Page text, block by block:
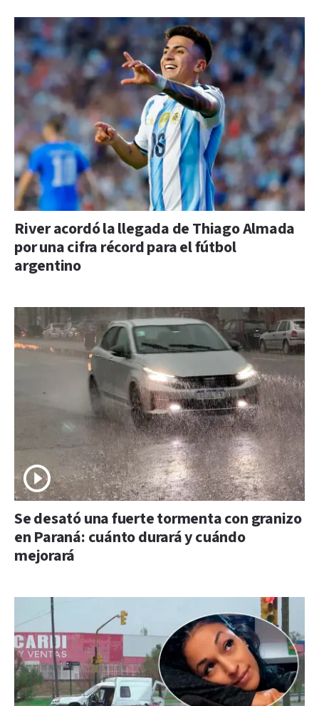
River acordó la llegada de Thiago Almada
por una cifra récord para el fútbol
argentino
Se desató una fuerte tormenta con granizo
en Paraná: cuánto durará y cuándo
mejorará